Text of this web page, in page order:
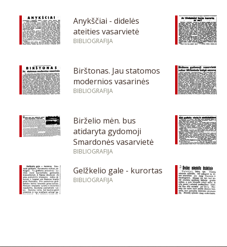
Anykščiai - didelės
ateities vasarvietė
BIBLIOGRAFIJA
Birštonas. Jau statomos
modernios vasarinės
BIBLIOGRAFIJA
Birželio mėn. bus
atidaryta gydomoji
Smardonės vasarvietė
BIBLIOGRAFIJA
Gelžkelio gale - kurortas
BIBLIOGRAFIJA